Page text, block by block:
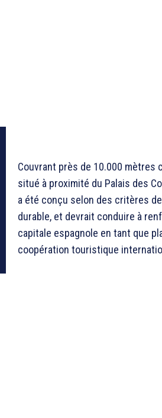
Couvrant près de 10.000 mètres
situé à proximité du Palais des
a été conçu selon des critères
durable, et devrait conduire à
capitale espagnole en tant que
coopération touristique